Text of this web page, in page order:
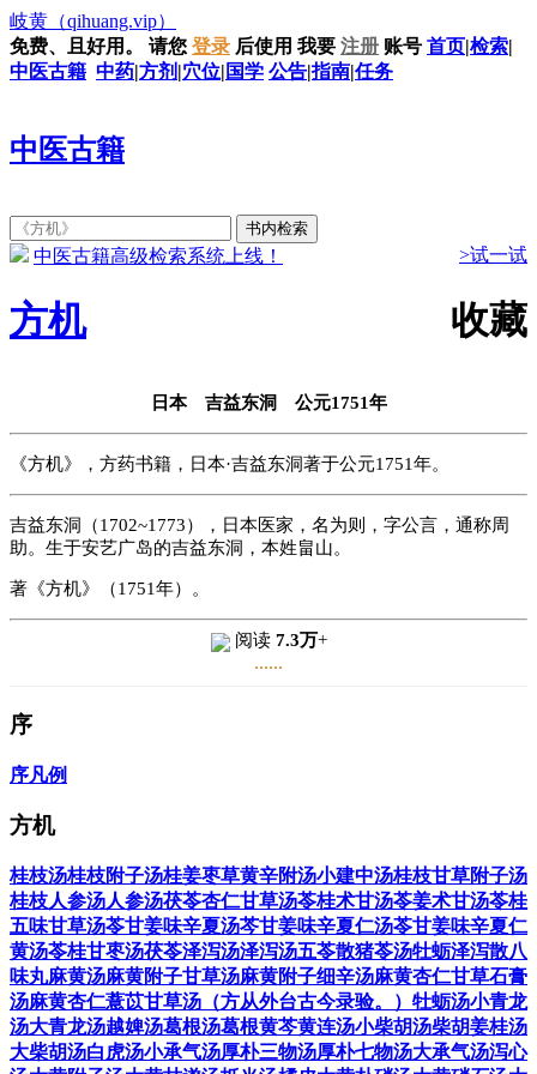
岐黄 （qihuang.vip）
免费、且好用。
请您 登录 后使用 我要 注册 账号 首页|检索|
中医古籍 中药|方剂 |穴位| 国学 公告|指南|任务
中医古籍
中医古籍高级检索系统上线！ >试一试
方机 收藏
日本 吉益东洞 公元1751年
《方机》，方药书籍，日本·吉益东洞著于公元1751年。
吉益东洞（1702~1773），日本医家，名为则，字公言，通称周
助。生于安艺广岛的吉益东洞，本姓畠山。
著《方机》（1751年）。
阅读 7.3万+
......
序
序凡例
方机
桂枝汤桂枝附子汤桂姜枣草黄辛附汤小建中汤桂枝甘草附子汤
桂枝人参汤人参汤茯苓杏仁甘草汤苓桂术甘汤苓姜术甘汤苓桂
五味甘草汤苓甘姜味辛夏汤芩甘姜味辛夏仁汤苓甘姜味辛夏仁
黄汤苓桂甘枣汤茯苓泽泻汤泽泻汤五苓散猪苓汤牡蛎泽泻散八
味丸麻黄汤麻黄附子甘草汤麻黄附子细辛汤麻黄杏仁甘草石膏
汤麻黄杏仁薏苡甘草汤（方从外台古今录验。） 牡蛎汤小青龙
汤大青龙汤越婢汤葛根汤葛根黄芩黄连汤小柴胡汤柴胡姜桂汤
大柴胡汤白虎汤小承气汤厚朴三物汤厚朴七物汤大承气汤泻心